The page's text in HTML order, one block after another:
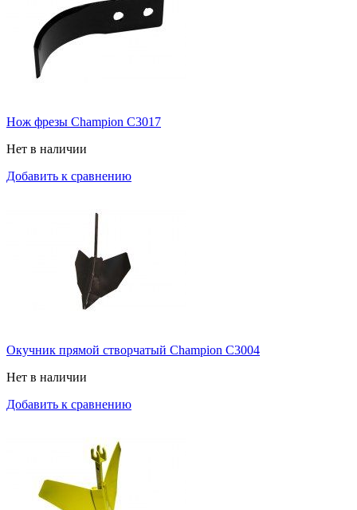
Нож фрезы Champion С3017
Нет в наличии
Добавить к сравнению
Окучник прямой створчатый Champion C3004
Нет в наличии
Добавить к сравнению